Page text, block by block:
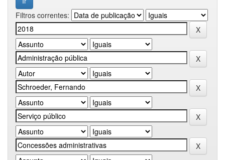
Filtros correntes: